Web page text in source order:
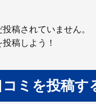
稿されていません。
稿しよう！
コミを投稿す